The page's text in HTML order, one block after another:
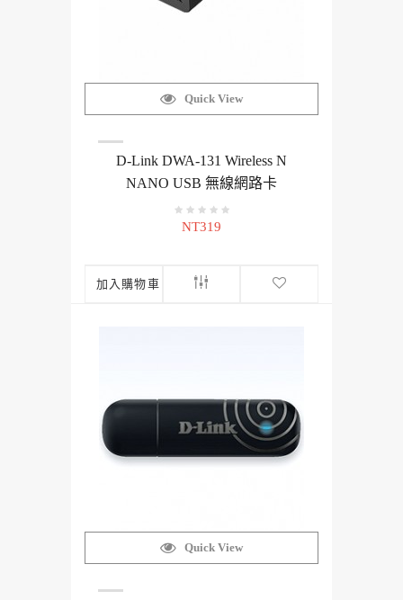
Quick View
D-Link DWA-131 Wireless N
NANO USB 無線網路卡
NT319
加入購物車
Quick View